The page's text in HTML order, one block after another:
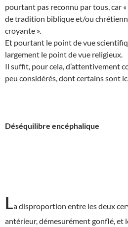
pourtant pas reconnu par tous, car «
de tradition biblique et/ou
croyante ».
Et pourtant le point de vue
largement le point de vue religieux.
Il suffit, pour cela, d’attentivement
peu considérés, dont certains sont
Déséquilibre encéphalique
La disproportion entre les deux
antérieur, démesurément gonflé, et